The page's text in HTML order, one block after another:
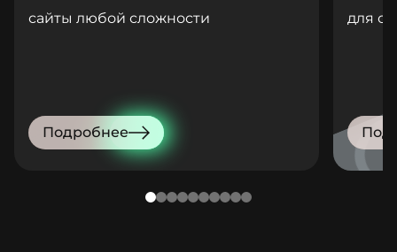
сайты любой сложности
Подробнее
для